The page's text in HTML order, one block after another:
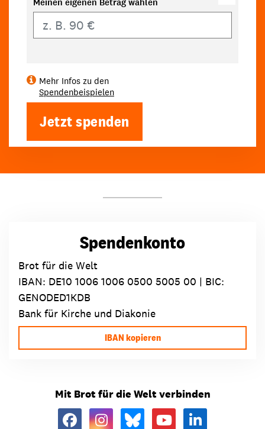
Mehr Infos zu den
Spendenbeispielen
Jetzt spenden
Spendenkonto
Brot für die Welt
IBAN: DE10 1006 1006 0500 5005 00 | BIC:
GENODED1KDB
Bank für Kirche und Diakonie
IBAN kopieren
Mit Brot für die Welt verbinden